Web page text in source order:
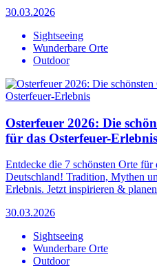
30.03.2026
Sightseeing
Wunderbare Orte
Outdoor
Osterfeuer 2026: Die
für das Osterfeuer-Erlebnis
Entdecke die 7 schönsten Orte für
Deutschland! Tradition, Mythen
Erlebnis. Jetzt inspirieren &
30.03.2026
Sightseeing
Wunderbare Orte
Outdoor